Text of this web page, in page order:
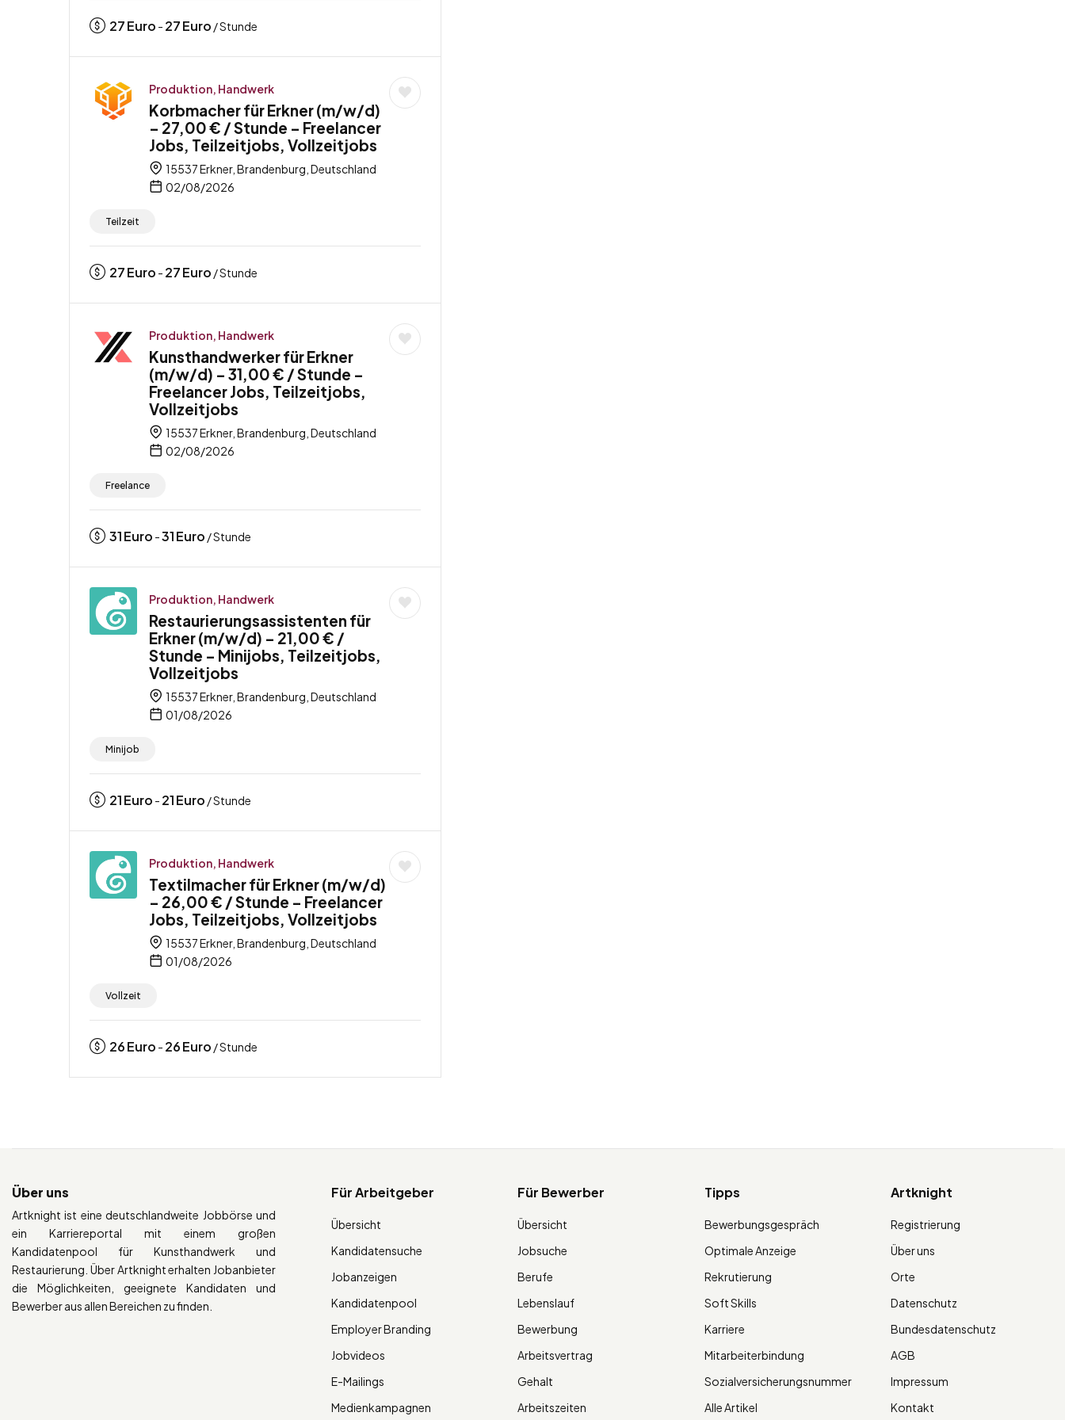
27Euro - 27Euro / Stunde
Produktion, Handwerk
Korbmacher für Erkner (m/w/d)
– 27,00 € / Stunde – Freelancer
Jobs, Teilzeitjobs, Vollzeitjobs
15537 Erkner, Brandenburg, Deutschland
02/08/2026
Teilzeit
27Euro - 27Euro / Stunde
Produktion, Handwerk
Kunsthandwerker für Erkner
(m/w/d) – 31,00 € / Stunde –
Freelancer Jobs, Teilzeitjobs,
Vollzeitjobs
15537 Erkner, Brandenburg, Deutschland
02/08/2026
Freelance
31Euro -31Euro / Stunde
Produktion, Handwerk
Restaurierungsassistenten für
Erkner (m/w/d) – 21,00 € /
Stunde – Minijobs, Teilzeitjobs,
Vollzeitjobs
15537 Erkner, Brandenburg, Deutschland
01/08/2026
Minijob
21Euro - 21Euro / Stunde
Produktion, Handwerk
Textilmacher für Erkner (m/w/d)
– 26,00 € / Stunde – Freelancer
Jobs, Teilzeitjobs, Vollzeitjobs
15537 Erkner, Brandenburg, Deutschland
01/08/2026
Vollzeit
26Euro - 26Euro / Stunde
Über uns
Artknight ist eine deutschlandweite Jobbörse und
ein Karriereportal mit einem großen
Kandidatenpool für Kunsthandwerk und
Restaurierung. Über Artknight erhalten Jobanbieter
die Möglichkeiten, geeignete Kandidaten und
Bewerber aus allen Bereichen zu finden.
Für Arbeitgeber
Übersicht
Kandidatensuche
Jobanzeigen
Kandidatenpool
Employer Branding
Jobvideos
E-Mailings
Medienkampagnen
Für Bewerber
Übersicht
Jobsuche
Berufe
Lebenslauf
Bewerbung
Arbeitsvertrag
Gehalt
Arbeitszeiten
Tipps
Bewerbungsgespräch
Optimale Anzeige
Rekrutierung
Soft Skills
Karriere
Mitarbeiterbindung
Sozialversicherungsnummer
Alle Artikel
Artknight
Registrierung
Über uns
Orte
Datenschutz
Bundesdatenschutz
AGB
Impressum
Kontakt